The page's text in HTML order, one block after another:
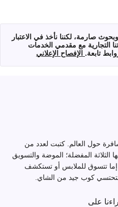
صارمة، لكننا نأخذ في الاعتبار
التجارية مع مقدمي الخدمات
تابعة. الإفصاح الإعلاني
حول العالم. كتبت لعدد من
المفضلة؛ الموضة والتسويق
إما تتسوق للملابس أو تستكشف
كوب جيد من الشاي.
على